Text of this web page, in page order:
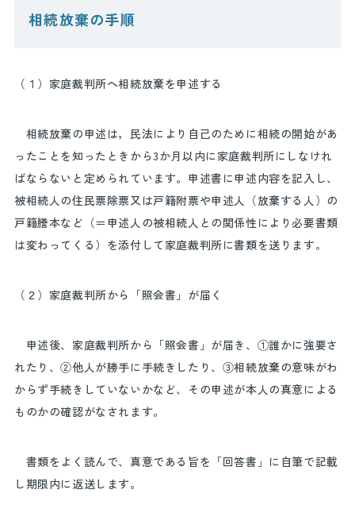
相続放棄の手順
（１）家庭裁判所へ相続放棄を申述する
相続放棄の申述は，民法により自己のために相続の開始があ
ったことを知ったときから3か月以内に家庭裁判所にしなけれ
ばならないと定められています。申述書に申述内容を記入し、
被相続人の住民票除票又は戸籍附票や申述人（放棄する人）の
戸籍謄本など（＝申述人の被相続人との関係性により必要書類
は変わってくる）を添付して家庭裁判所に書類を送ります。
（２）家庭裁判所から「照会書」が届く
申述後、家庭裁判所から「照会書」が届き、①誰かに強要さ
れたり、②他人が勝手に手続きしたり、③相続放棄の意味がわ
からず手続きしていないかなど、その申述が本人の真意による
ものかの確認がなされます。
書類をよく読んで、真意である旨を「回答書」に自筆で記載
し期限内に返送します。